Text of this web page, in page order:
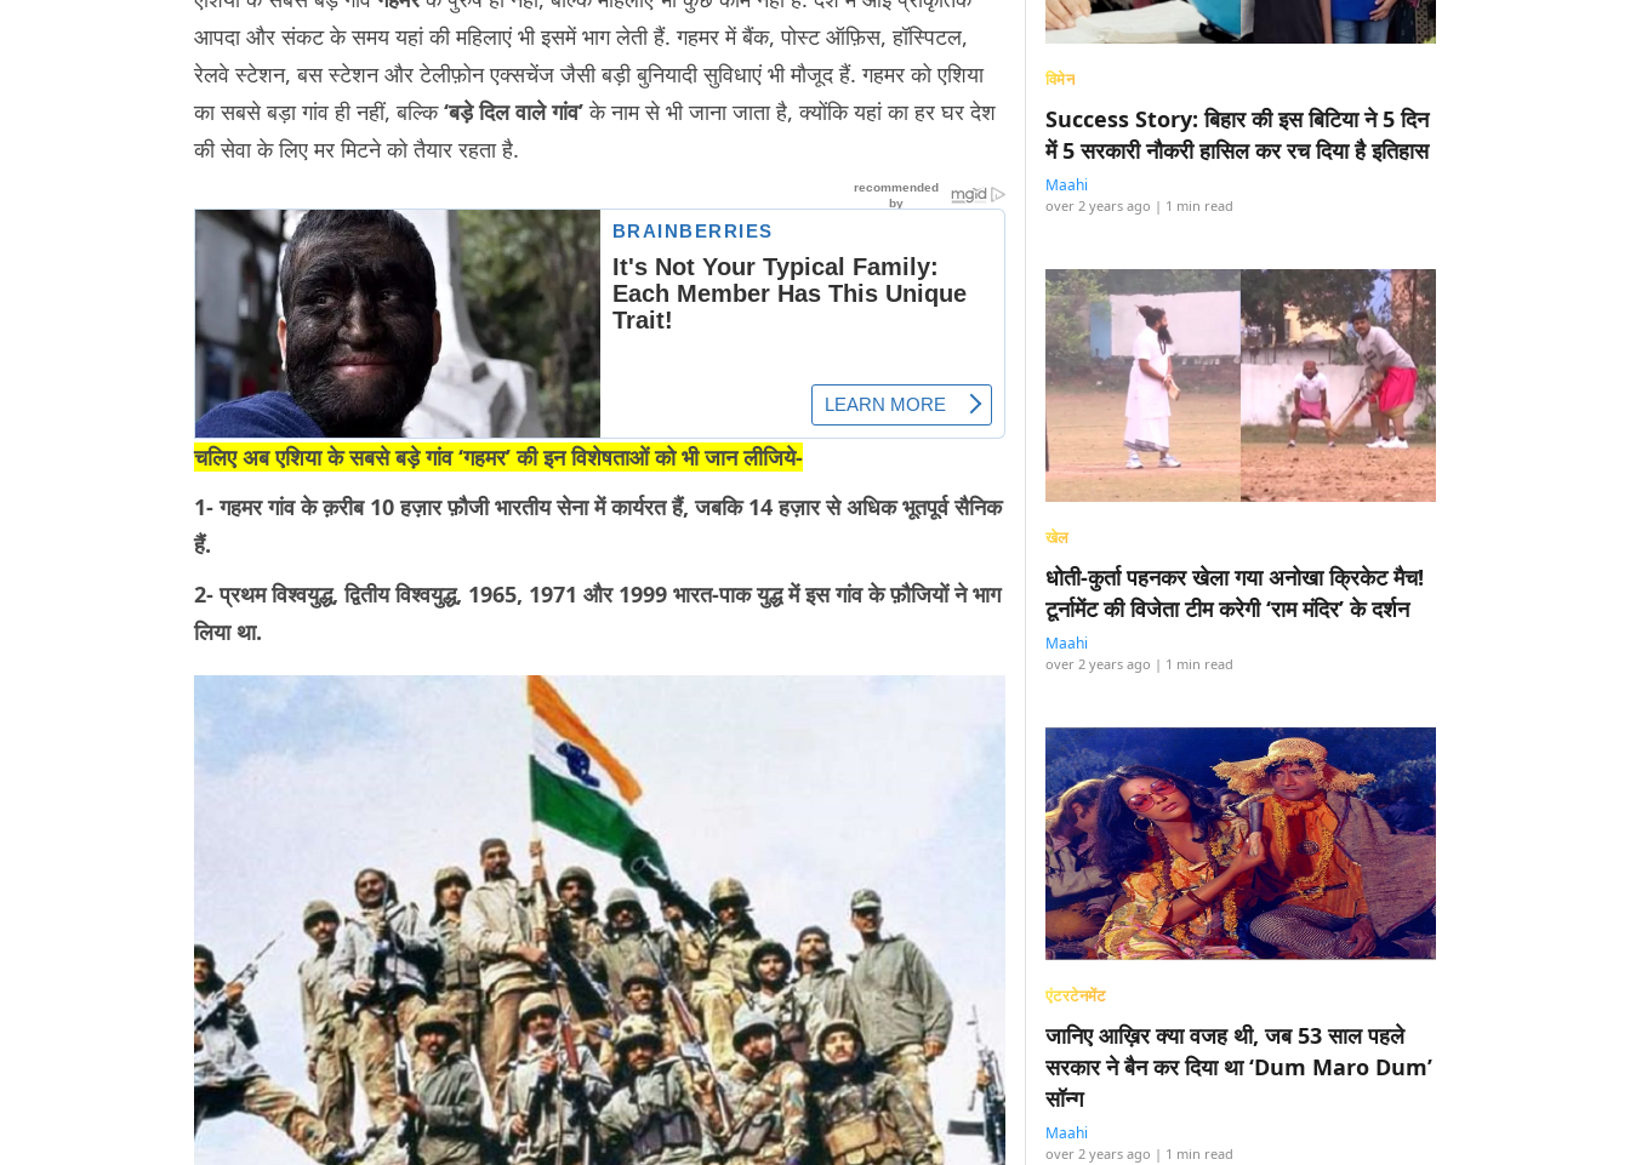
आपदा और संकट के समय यहां की महिलाएं भी इसमें भाग लेती हैं. गहमर में बैंक, पोस्ट ऑफ़िस, हॉस्पिटल,
रेलवे स्टेशन, बस स्टेशन और टेलीफ़ोन एक्सचेंज जैसी बड़ी बुनियादी सुविधाएं भी मौजूद हैं. गहमर को एशिया
का सबसे बड़ा गांव ही नहीं, बल्कि‘बड़े दिल वाले गांव’के नाम से भी जाना जाता है, क्योंकि यहां का हर घर देश
की सेवा के लिए मर मिटने को तैयार रहता है.
चलिए अब एशिया के सबसे बड़े गांव ‘गहमर’ की इन विशेषताओं को भी जान लीजिये-
1- गहमर गांव के क़रीब 10 हज़ार फ़ौजी भारतीय सेना में कार्यरत हैं, जबकि 14 हज़ार से अधिक भूतपूर्व सैनिक
हैं.
2- प्रथम विश्वयुद्ध, द्वितीय विश्वयुद्ध, 1965, 1971 और 1999 भारत-पाक युद्ध में इस गांव के फ़ौजियों ने भाग
लिया था.
विमेन
Success Story: बिहार की इस बिटिया ने 5 दिन
में 5 सरकारी नौकरी हासिल कर रच दिया है इतिहास
Maahi
over 2 years ago | 1 min read
खेल
धोती-कुर्ता पहनकर खेला गया अनोखा क्रिकेट मैच!
टूर्नामेंट की विजेता टीम करेगी ‘राम मंदिर’ के दर्शन
Maahi
over 2 years ago | 1 min read
एंटरटेनमेंट
जानिए आख़िर क्या वजह थी, जब 53 साल पहले
सरकार ने बैन कर दिया था ‘Dum Maro Dum’
सॉन्ग
Maahi
over 2 years ago | 1 min read